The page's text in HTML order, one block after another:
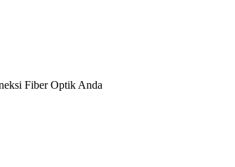
Fiber Optik Anda